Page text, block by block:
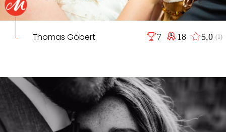
Thomas Göbert 7 18 5,0(1)